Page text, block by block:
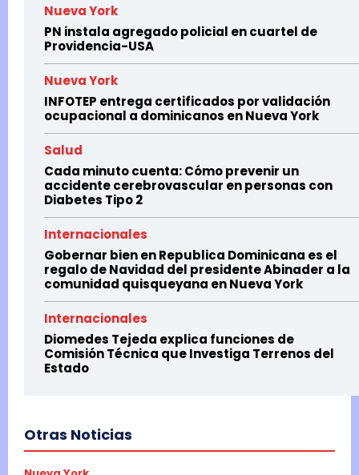
Nueva York
PN instala agregado policial en cuartel de
Providencia-USA
Nueva York
INFOTEP entrega certificados por validación
ocupacional a dominicanos en Nueva York
Salud
Cada minuto cuenta: Cómo prevenir un
accidente cerebrovascular en personas con
Diabetes Tipo 2
Internacionales
Gobernar bien en Republica Dominicana es el
regalo de Navidad del presidente Abinader a la
comunidad quisqueyana en Nueva York
Internacionales
Diomedes Tejeda explica funciones de
Comisión Técnica que Investiga Terrenos del
Estado
Otras Noticias